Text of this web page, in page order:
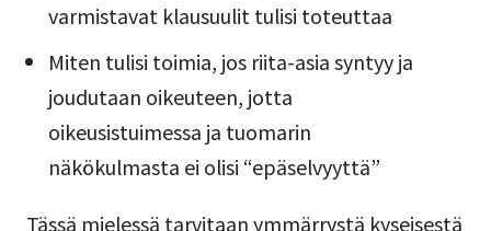
varmistavat klausuulit tulisi toteuttaa
Miten tulisi toimia, jos riita-asia syntyy ja
joudutaan oikeuteen, jotta
oikeusistuimessa ja tuomarin
näkökulmasta ei olisi “epäselvyyttä”
Tässä mielessä tarvitaan ymmärrystä kyseisestä